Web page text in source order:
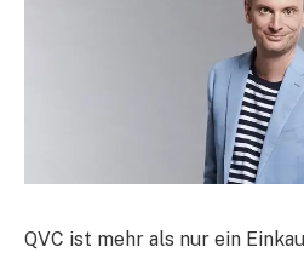
QVC ist mehr als nur ein